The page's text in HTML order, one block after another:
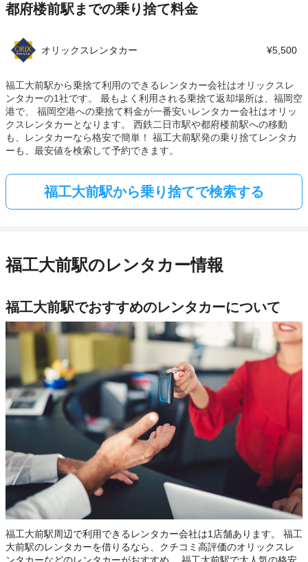
都府楼前駅までの乗り捨て料金
オリックスレンタカー ¥5,500
福工大前駅から乗捨て利用のできるレンタカー会社はオリックスレ
ンタカーの1社です。 最もよく利用される乗捨て返却場所は、福岡空
港で、 福岡空港への乗捨て料金が一番安いレンタカー会社はオリッ
クスレンタカーとなります。 西鉄二日市駅や都府楼前駅への移動
も、レンタカーなら格安で簡単！ 福工大前駅発の乗り捨てレンタカ
ーも、最安値を検索して予約できます。
福工大前駅から乗り捨てで検索する
福工大前駅のレンタカー情報
福工大前駅でおすすめのレンタカーについて
福工大前駅周辺で利用できるレンタカー会社は1店舗あります。 福工
大前駅のレンタカーを借りるなら、クチコミ高評価のオリックスレ
ンタカーなどのレンタカーがおすすめ。 福工大前駅で大人気の格安